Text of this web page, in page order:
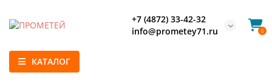
+7 (4872) 33-42-32
info@prometey71.ru
0
КАТАЛОГ